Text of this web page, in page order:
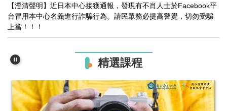
【澄清聲明】近日本中心接獲通報，發現有不肖人士於Facebook平
台冒用本中心名義進行詐騙行為。請民眾務必提高警覺，切勿受騙
上當！！！
精選課程